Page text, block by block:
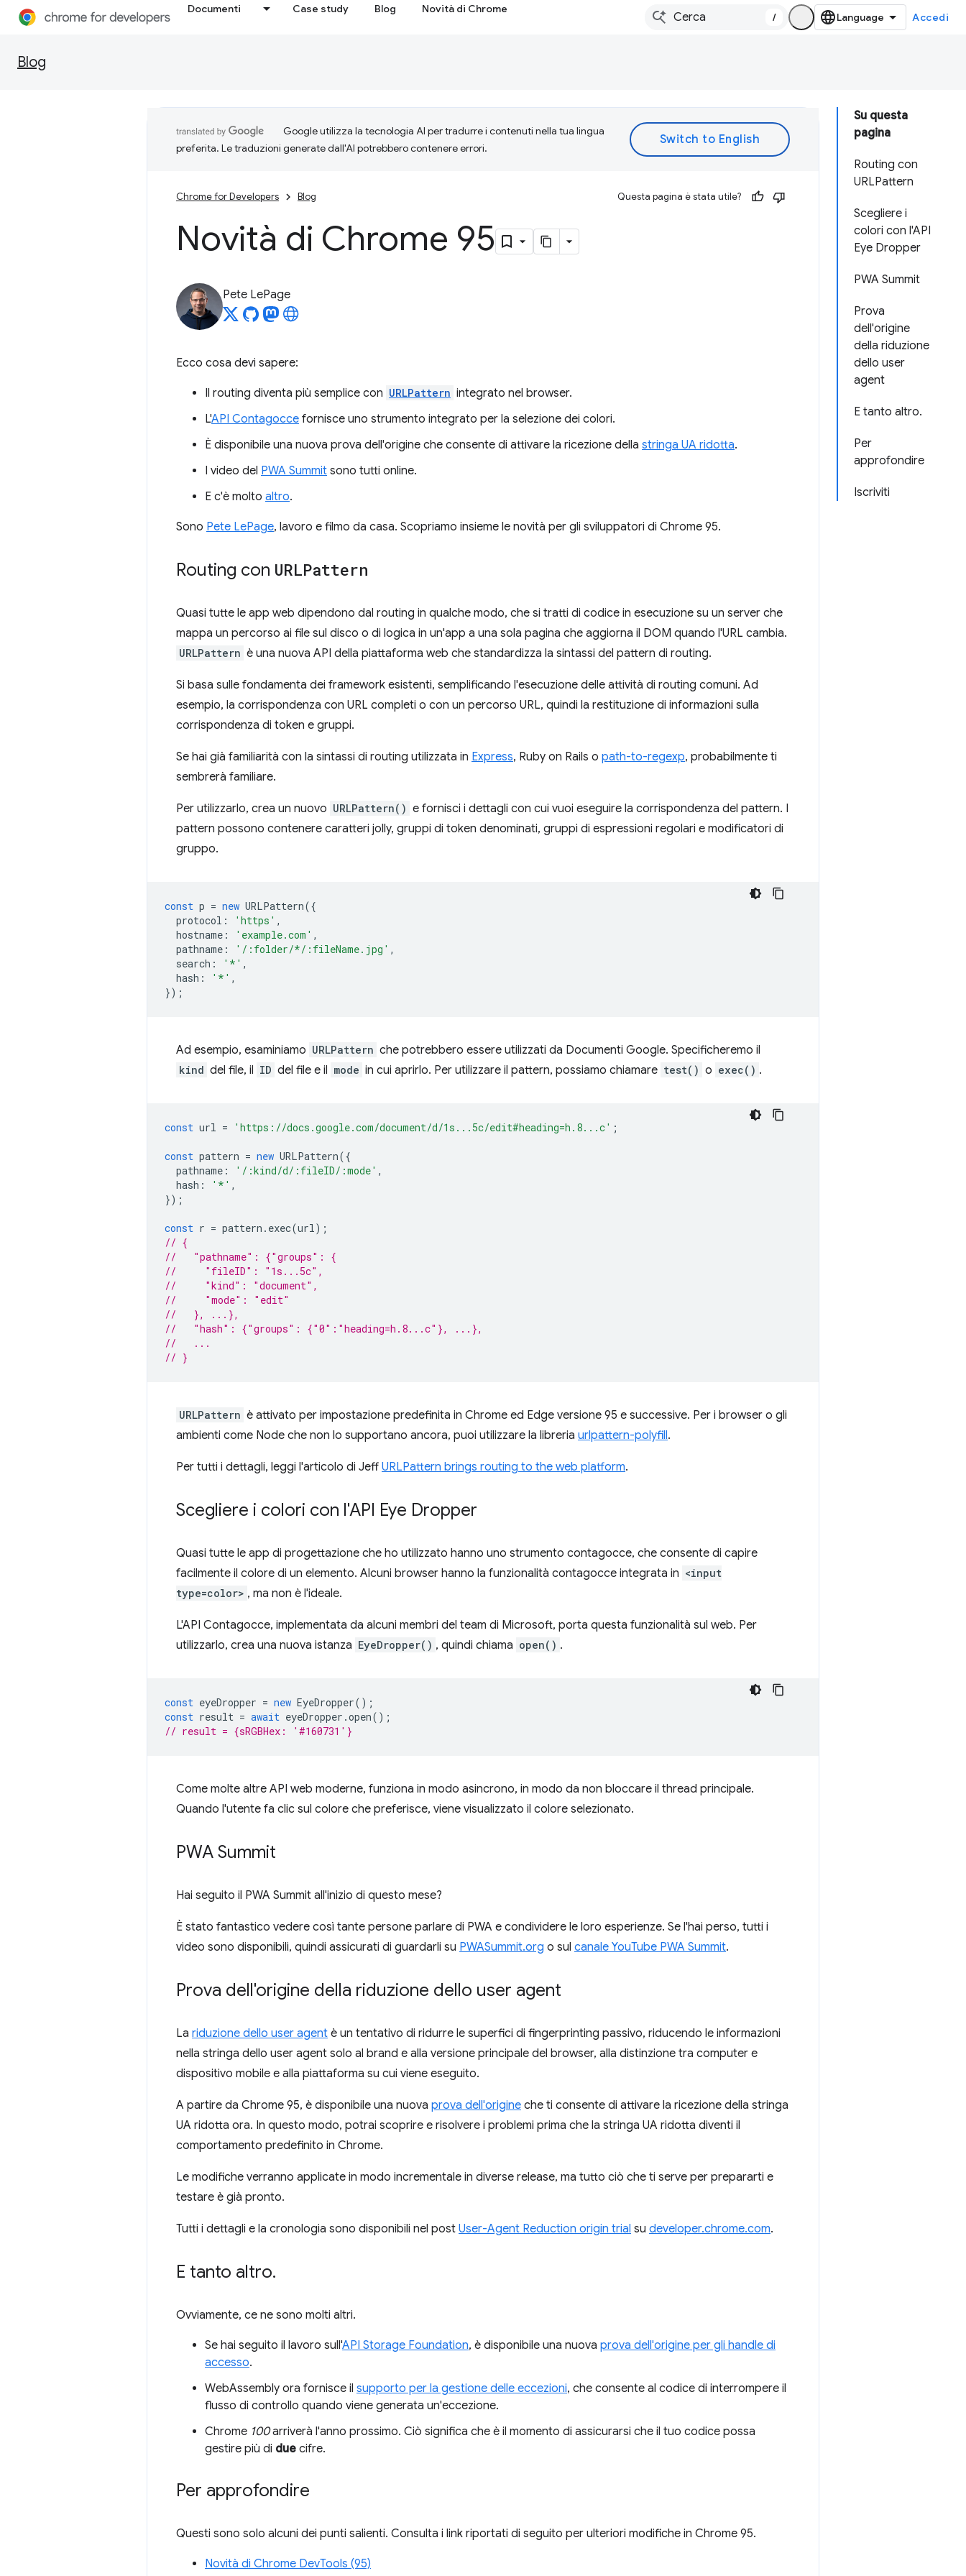
Documenti Case study Blog Novità di Chrome
/ Accedi
Blog
Su questa
pagina
Routing con
URLPattern
Scegliere i
colori con l'API
Eye Dropper
PWA Summit
Prova
dell'origine
della riduzione
dello user
agent
E tanto altro.
Per
approfondire
Iscriviti
Google utilizza la tecnologia AI per tradurre i contenuti nella tua lingua
preferita. Le traduzioni generate dall'AI potrebbero contenere errori.
Chrome for Developers Blog Questa pagina è stata utile?
Novità di Chrome 95
Pete LePage
Ecco cosa devi sapere:
Il routing diventa più semplice con URLPattern integrato nel browser.
L'API Contagocce fornisce uno strumento integrato per la selezione dei colori.
È disponibile una nuova prova dell'origine che consente di attivare la ricezione della stringa UA ridotta.
I video del PWA Summit sono tutti online.
E c'è molto altro.
Sono Pete LePage, lavoro e filmo da casa. Scopriamo insieme le novità per gli sviluppatori di Chrome 95.
Routing con URLPattern
Quasi tutte le app web dipendono dal routing in qualche modo, che si tratti di codice in esecuzione su un server che
mappa un percorso ai file sul disco o di logica in un'app a una sola pagina che aggiorna il DOM quando l'URL cambia.
URLPattern è una nuova API della piattaforma web che standardizza la sintassi del pattern di routing.
Si basa sulle fondamenta dei framework esistenti, semplificando l'esecuzione delle attività di routing comuni. Ad
esempio, la corrispondenza con URL completi o con un percorso URL, quindi la restituzione di informazioni sulla
corrispondenza di token e gruppi.
Se hai già familiarità con la sintassi di routing utilizzata in Express, Ruby on Rails o path-to-regexp, probabilmente ti
sembrerà familiare.
Per utilizzarlo, crea un nuovo URLPattern() e fornisci i dettagli con cui vuoi eseguire la corrispondenza del pattern. I
pattern possono contenere caratteri jolly, gruppi di token denominati, gruppi di espressioni regolari e modificatori di
gruppo.
const p = new URLPattern({
protocol : 'https' ,
hostname : 'example.com' ,
pathname : '/:folder/*/:fileName.jpg' ,
search : '*' ,
hash : '*' ,
});
Ad esempio, esaminiamo URLPattern che potrebbero essere utilizzati da Documenti Google. Specificheremo il
kind del file, il ID del file e il mode in cui aprirlo. Per utilizzare il pattern, possiamo chiamare test() o exec() .
const url = 'https://docs.google.com/document/d/1s...5c/edit#heading=h.8...c' ;
const pattern = new URLPattern({
pathname : '/:kind/d/:fileID/:mode' ,
hash : '*' ,
});
const r = pattern . exec(url);
// {
//   "pathname": {"groups": {
//     "fileID": "1s...5c",
//     "kind": "document",
//     "mode": "edit"
//   }, ...},
//   "hash": {"groups": {"0":"heading=h.8...c"}, ...},
//   ...
// }
URLPattern è attivato per impostazione predefinita in Chrome ed Edge versione 95 e successive. Per i browser o gli
ambienti come Node che non lo supportano ancora, puoi utilizzare la libreria urlpattern-polyfill.
Per tutti i dettagli, leggi l'articolo di Jeff URLPattern brings routing to the web platform.
Scegliere i colori con l'API Eye Dropper
Quasi tutte le app di progettazione che ho utilizzato hanno uno strumento contagocce, che consente di capire
facilmente il colore di un elemento. Alcuni browser hanno la funzionalità contagocce integrata in <input
type=color> , ma non è l'ideale.
L'API Contagocce, implementata da alcuni membri del team di Microsoft, porta questa funzionalità sul web. Per
utilizzarlo, crea una nuova istanza EyeDropper() , quindi chiama open() .
const eyeDropper = new EyeDropper();
const result = await eyeDropper .open();
// result = {sRGBHex: '#160731'}
Come molte altre API web moderne, funziona in modo asincrono, in modo da non bloccare il thread principale.
Quando l'utente fa clic sul colore che preferisce, viene visualizzato il colore selezionato.
PWA Summit
Hai seguito il PWA Summit all'inizio di questo mese?
È stato fantastico vedere così tante persone parlare di PWA e condividere le loro esperienze. Se l'hai perso, tutti i
video sono disponibili, quindi assicurati di guardarli su PWASummit.org o sul canale YouTube PWA Summit.
Prova dell'origine della riduzione dello user agent
La riduzione dello user agent è un tentativo di ridurre le superfici di fingerprinting passivo, riducendo le informazioni
nella stringa dello user agent solo al brand e alla versione principale del browser, alla distinzione tra computer e
dispositivo mobile e alla piattaforma su cui viene eseguito.
A partire da Chrome 95, è disponibile una nuova prova dell'origine che ti consente di attivare la ricezione della stringa
UA ridotta ora. In questo modo, potrai scoprire e risolvere i problemi prima che la stringa UA ridotta diventi il
comportamento predefinito in Chrome.
Le modifiche verranno applicate in modo incrementale in diverse release, ma tutto ciò che ti serve per prepararti e
testare è già pronto.
Tutti i dettagli e la cronologia sono disponibili nel post User-Agent Reduction origin trial su developer.chrome.com.
E tanto altro.
Ovviamente, ce ne sono molti altri.
Se hai seguito il lavoro sull'API Storage Foundation, è disponibile una nuova prova dell'origine per gli handle di
accesso.
WebAssembly ora fornisce il supporto per la gestione delle eccezioni, che consente al codice di interrompere il
flusso di controllo quando viene generata un'eccezione.
Chrome 100arriverà l'anno prossimo. Ciò significa che è il momento di assicurarsi che il tuo codice possa
gestire più di due cifre.
Per approfondire
Questi sono solo alcuni dei punti salienti. Consulta i link riportati di seguito per ulteriori modifiche in Chrome 95.
Novità di Chrome DevTools (95)